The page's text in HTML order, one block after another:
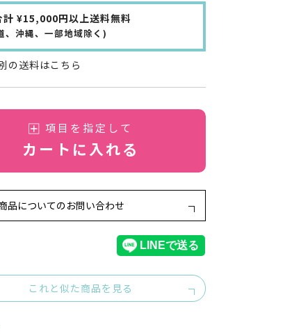
計 ¥15,000円以上送料無料
、沖縄、一部地域除く)
の送料はこちら
項目を指定して
カートに入れる
品についてのお問い合わせ
これと似た商品を見る